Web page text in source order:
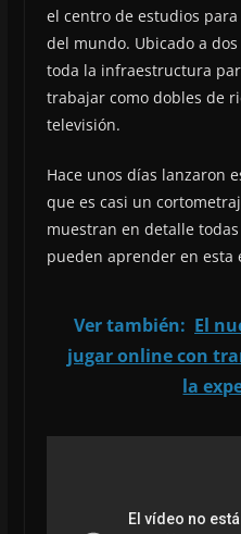
el centro de estudios
del mundo. Ubicado a
toda la infraestructura
trabajar como dobles de
televisión.
Hace unos días lanzaron
que es casi un
muestran en detalle
pueden aprender en esta
Ver también: El
jugar online con
la